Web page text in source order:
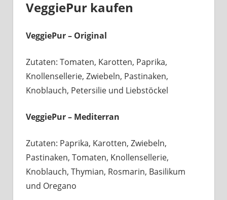
VeggiePur kaufen
VeggiePur – Original
Zutaten: Tomaten, Karotten, Paprika,
Knollensellerie, Zwiebeln, Pastinaken,
Knoblauch, Petersilie und Liebstöckel
VeggiePur – Mediterran
Zutaten: Paprika, Karotten, Zwiebeln,
Pastinaken, Tomaten, Knollensellerie,
Knoblauch, Thymian, Rosmarin, Basilikum
und Oregano